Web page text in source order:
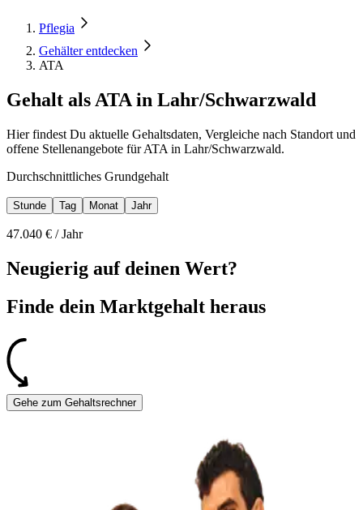
Pflegia
Gehälter entdecken
ATA
Gehalt als ATA in Lahr/Schwarzwald
Hier findest Du aktuelle Gehaltsdaten, Vergleiche nach Standort und
offene Stellenangebote für ATA in Lahr/Schwarzwald.
Durchschnittliches Grundgehalt
Stunde Tag Monat Jahr
47.040 € /Jahr
Neugierig auf deinen Wert?
Finde dein Marktgehalt heraus
Gehe zum Gehaltsrechner